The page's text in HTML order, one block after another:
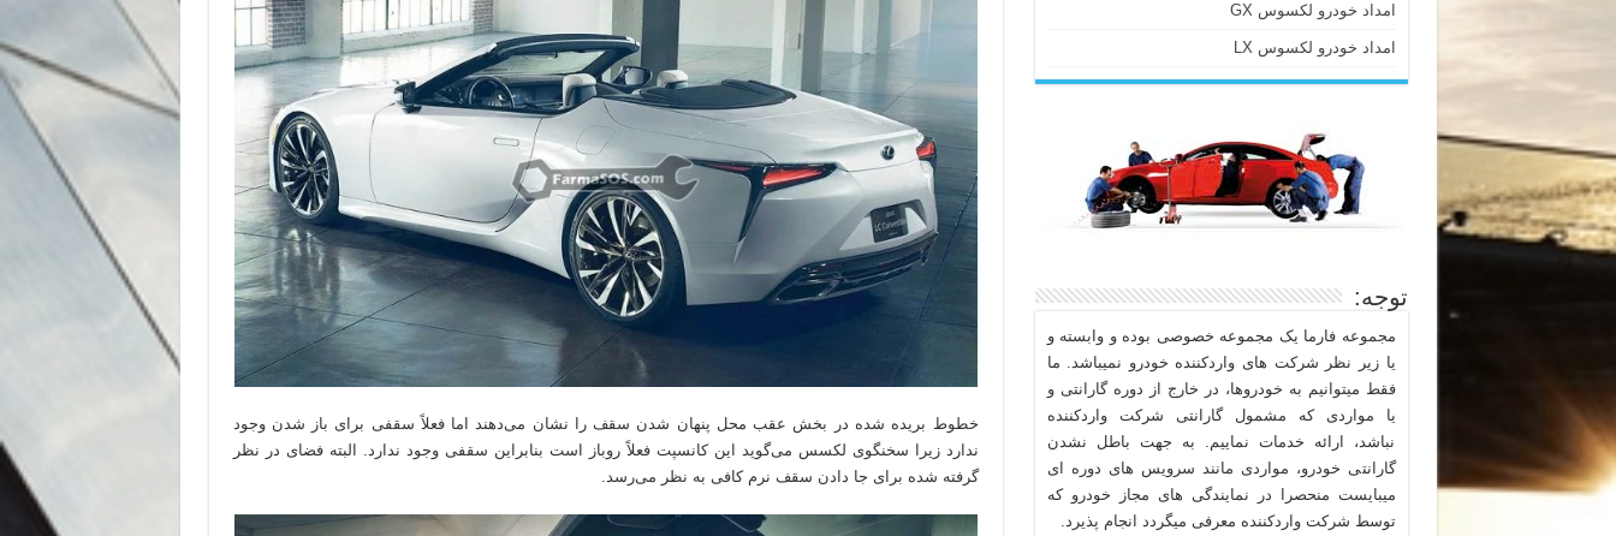
خطوط بریده شده در بخش عقب محل پنهان شدن سقف را نشان می‌دهند اما فعلاً سقفی برای باز شدن وجود
ندارد زیرا سخنگوی لکسس می‌گوید این کانسپت فعلاً روباز است بنابراین سقفی وجود ندارد. البته فضای در نظر
گرفته شده برای جا دادن سقف نرم کافی به نظر می‌رسد.
امداد خودرو لکسوس GX
امداد خودرو لکسوس LX
توجه:
مجموعه فارما یک مجموعه خصوصی بوده و وابسته و
یا زیر نظر شرکت های واردکننده خودرو نمیباشد. ما
فقط میتوانیم به خودروها، در خارج از دوره گارانتی و
یا مواردی که مشمول گارانتی شرکت واردکننده
نباشد، ارائه خدمات نماییم. به جهت باطل نشدن
گارانتی خودرو، مواردی مانند سرویس های دوره ای
میبایست منحصرا در نمایندگی های مجاز خودرو که
توسط شرکت واردکننده معرفی میگردد انجام پذیرد.